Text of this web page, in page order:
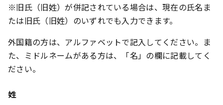
※旧氏（旧姓）が併記されている場合は、現在の氏名ま
たは旧氏（旧姓）のいずれでも入力できます。
外国籍の方は、アルファベットで記入してください。ま
た、ミドルネームがある方は、「名」の欄に記載してく
ださい。
姓